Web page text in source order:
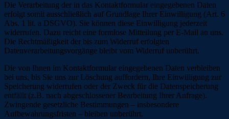
Die Verarbeitung der in das Kontaktformular eingegebenen Daten
erfolgt somit ausschließlich auf Grundlage Ihrer Einwilligung (Art. 6
Abs. 1 lit. a DSGVO). Sie können diese Einwilligung jederzeit
widerrufen. Dazu reicht eine formlose Mitteilung per E-Mail an uns.
Die Rechtmäßigkeit der bis zum Widerruf erfolgten
Datenverarbeitungsvorgänge bleibt vom Widerruf unberührt.
Die von Ihnen im Kontaktformular eingegebenen Daten verbleiben
bei uns, bis Sie uns zur Löschung auffordern, Ihre Einwilligung zur
Speicherung widerrufen oder der Zweck für die Datenspeicherung
entfällt (z.B. nach abgeschlossener Bearbeitung Ihrer Anfrage).
Zwingende gesetzliche Bestimmungen – insbesondere
Aufbewahrungsfristen – bleiben unberührt.